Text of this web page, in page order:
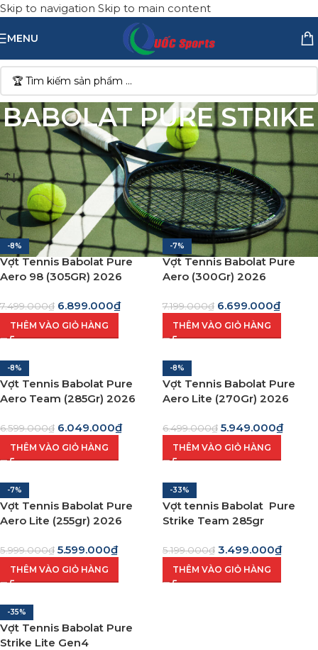
Skip to navigation Skip to main content
MENU
BABOLAT PURE STRIKE
Trang chủ Vợt Tennis/Vợt Tennis Babolat/
BABOLAT PURE STRIKE
-8%
Vợt Tennis Babolat Pure
Aero 98 (305GR) 2026
7.499.000₫ 6.899.000₫
THÊM VÀO GIỎ HÀNG
-7%
Vợt Tennis Babolat Pure
Aero (300Gr) 2026
7.199.000₫ 6.699.000₫
THÊM VÀO GIỎ HÀNG
-8%
Vợt Tennis Babolat Pure
Aero Team (285Gr) 2026
6.599.000₫ 6.049.000₫
THÊM VÀO GIỎ HÀNG
-8%
Vợt Tennis Babolat Pure
Aero Lite (270Gr) 2026
6.499.000₫ 5.949.000₫
THÊM VÀO GIỎ HÀNG
-7%
Vợt Tennis Babolat Pure
Aero Lite (255gr) 2026
5.999.000₫ 5.599.000₫
THÊM VÀO GIỎ HÀNG
-33%
Vợt tennis Babolat Pure
Strike Team 285gr
5.199.000₫ 3.499.000₫
THÊM VÀO GIỎ HÀNG
-35%
Vợt Tennis Babolat Pure
Strike Lite Gen4